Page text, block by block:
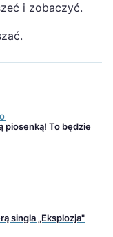
i zobaczyć.
piosenką! To będzie
singla „Eksplozja"